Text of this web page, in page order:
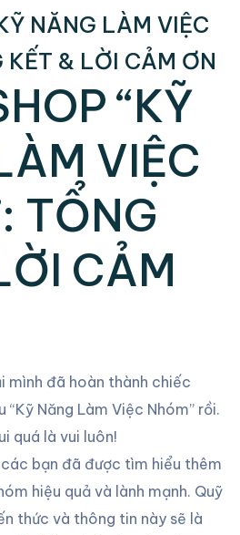
NĂNG LÀM VIỆC
KẾT & LỜI CẢM ƠN
“KỸ
VIỆC
TỔNG
CẢM
mình đã hoàn thành chiếc
Năng Làm Việc Nhóm” rồi.
quá là vui luôn!
bạn đã được tìm hiểu thêm
hiệu quả và lành mạnh. Quỹ
thức và thông tin này sẽ là